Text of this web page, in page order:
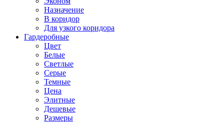
Назначение
В коридор
Для узкого коридора
Гардеробные
Цвет
Белые
Светлые
Серые
Темные
Цена
Элитные
Дешевые
Размеры